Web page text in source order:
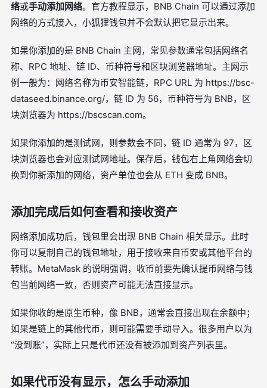
络或手动添加网络。官方教程显示，BNB Chain 可以通过添加
网络的方式接入，小狐狸钱包并不会默认把它显示出来。
如果你添加的是 BNB Chain 主网，常见参数通常包括网络名
称、RPC 地址、链 ID、币种符号和区块浏览器地址。主网示
例一般为：网络名称为币安智能链，RPC URL 为 https://bsc-
dataseed.binance.org/，链 ID 为 56，币种符号为 BNB，区
块浏览器为 https://bscscan.com。
如果你添加的是测试网，则参数会不同，链 ID 通常为 97，区
块浏览器也会对应测试网地址。保存后，钱包右上角网络会切
换到你新添加的网络，资产单位也会从 ETH 变成 BNB。
添加完成后如何查看和接收资产
网络添加成功后，钱包里会出现 BNB Chain 相关显示。此时
你可以复制自己的钱包地址，用于接收来自币安或其他平台的
转账。MetaMask 的说明强调，收币前要先确认提币网络与钱
包当前网络一致，否则资产可能无法直接显示。
如果你收的是原生币种，像 BNB，通常会直接出现在余额中；
如果是链上的其他代币，则可能需要手动导入。很多用户以为
“没到账”，实际上只是代币还没有被添加到资产列表里。
如果代币没有显示，怎么手动添加